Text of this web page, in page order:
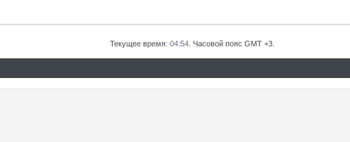
Текущее время: 04:54 . Часовой пояс GMT +3.